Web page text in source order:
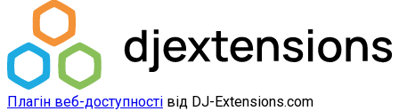
Плагін веб-доступності від DJ-Extensions.com